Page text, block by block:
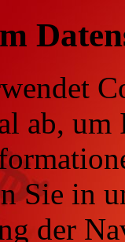
ab, um
Sie in
der